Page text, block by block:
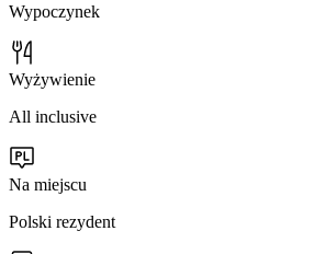
Wypoczynek
Wyżywienie
All inclusive
Na miejscu
Polski rezydent